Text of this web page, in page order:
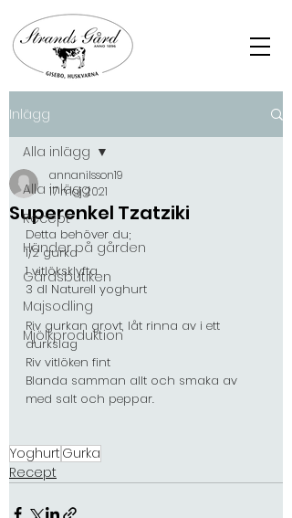
Inlägg
Alla inlägg
Recept
Händer på gården
Gårdsbutiken
Majsodling
Mjölkproduktion
Alla inlägg
Superenkel Tzatziki
annanilsson19
17 maj 2021
Detta behöver du;
1/2 gurka
1 vitlöksklyfta
3 dl Naturell yoghurt
Riv gurkan grovt, låt rinna av i ett
durkslag
Riv vitlöken fint
Blanda samman allt och smaka av
med salt och peppar.
Yoghurt Gurka
Recept